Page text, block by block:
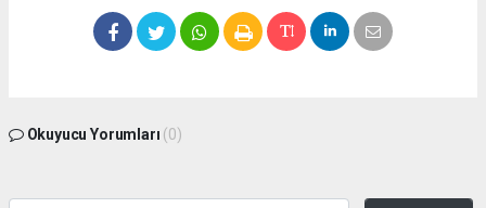
Okuyucu Yorumları (0)